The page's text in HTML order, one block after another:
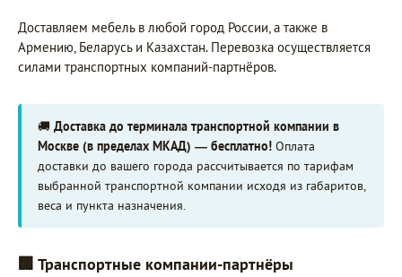
Доставляем мебель в любой город России, а также в
Армению, Беларусь и Казахстан. Перевозка осуществляется
силами транспортных компаний-партнёров.
🚚 Доставка до терминала транспортной компании в
Москве (в пределах МКАД) — бесплатно! Оплата
доставки до вашего города рассчитывается по тарифам
выбранной транспортной компании исходя из габаритов,
веса и пункта назначения.
🏢 Транспортные компании-партнёры